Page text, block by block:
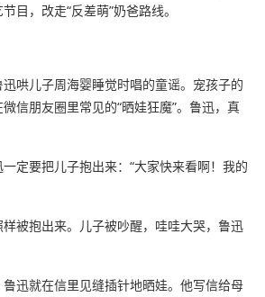
目，改走“反差萌”奶爸路线。
哄儿子周海婴睡觉时唱的童谣。宠孩子的
信朋友圈里常见的“晒娃狂魔”。鲁迅，真
定要把儿子抱出来：“大家快来看啊！我的
被抱出来。儿子被吵醒，哇哇大哭，鲁迅
迅就在信里见缝插针地晒娃。他写信给母